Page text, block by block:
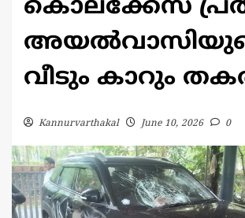
കൊലക്കേസ്
വീടും കാറും
Kannurvarthakal June 10, 2026 0